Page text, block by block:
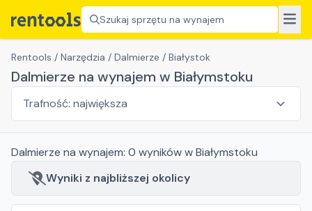
Szukaj sprzętu na wynajem
Rentools / Narzędzia / Dalmierze / Białystok
Dalmierze na wynajem w Białymstoku
Dalmierze na wynajem: 0 wynikóww Białymstoku
Wyniki z najbliższej okolicy